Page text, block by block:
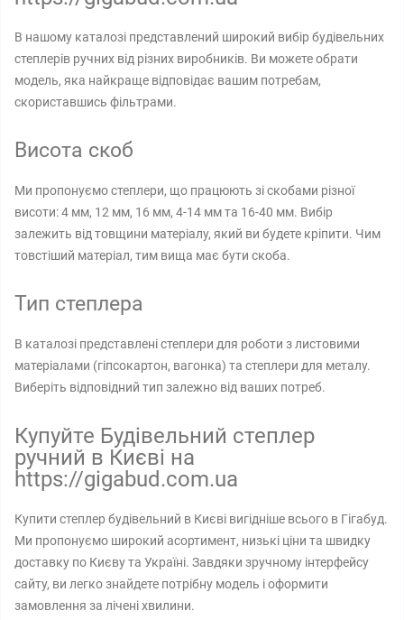
В нашому каталозі представлений широкий вибір будівельних
степлерів ручних від різних виробників. Ви можете обрати
модель, яка найкраще відповідає вашим потребам,
скориставшись фільтрами.
Висота скоб
Ми пропонуємо степлери, що працюють зі скобами різної
висоти: 4 мм, 12 мм, 16 мм, 4-14 мм та 16-40 мм. Вибір
залежить від товщини матеріалу, який ви будете кріпити. Чим
товстіший матеріал, тим вища має бути скоба.
Тип степлера
В каталозі представлені степлери для роботи з листовими
матеріалами (гіпсокартон, вагонка) та степлери для металу.
Виберіть відповідний тип залежно від ваших потреб.
Купуйте Будівельний степлер
ручний в Києві на
https://gigabud.com.ua
Купити степлер будівельний в Києві вигідніше всього в Гігабуд.
Ми пропонуємо широкий асортимент, низькі ціни та швидку
доставку по Києву та Україні. Завдяки зручному інтерфейсу
сайту, ви легко знайдете потрібну модель і оформити
замовлення за лічені хвилини.